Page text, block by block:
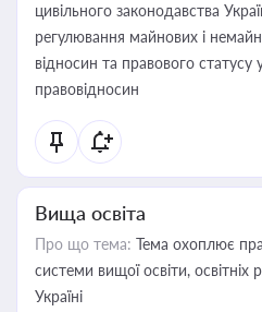
цивільного законодавства
регулювання майнових і
відносин та правового статусу
правовідносин
Вища освіта
Про що тема: Тема охоплює
системи вищої освіти, освітніх
Україні